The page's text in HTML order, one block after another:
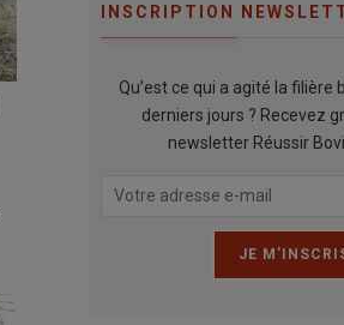
INSCRIPTION
Qu’est ce qui a agité la filière
derniers jours ? Recevez
newsletter Réussir